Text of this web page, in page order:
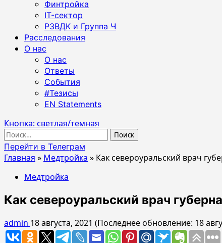
Финтройка
IT-сектор
РЗВДК и Группа Ч
Расследования
О нас
О нас
Ответы
События
#Тезисы
EN Statements
Кнопка: светлая/темная
Найти:
Перейти в Телеграм
Главная » Медтройка » Как североуральский врач
Медтройка
Как североуральский врач
admin 18 августа, 2021 (Последнее обновление: 18